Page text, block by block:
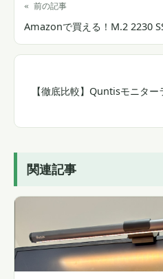
« 前の記事
Amazonで買える！M.2 2230
【徹底比較】Quntisモニタ
関連記事